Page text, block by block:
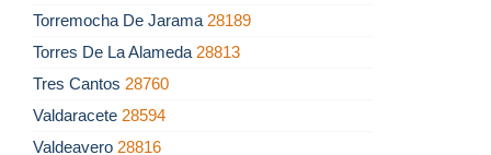
Torremocha De Jarama 28189
Torres De La Alameda 28813
Tres Cantos 28760
Valdaracete 28594
Valdeavero 28816